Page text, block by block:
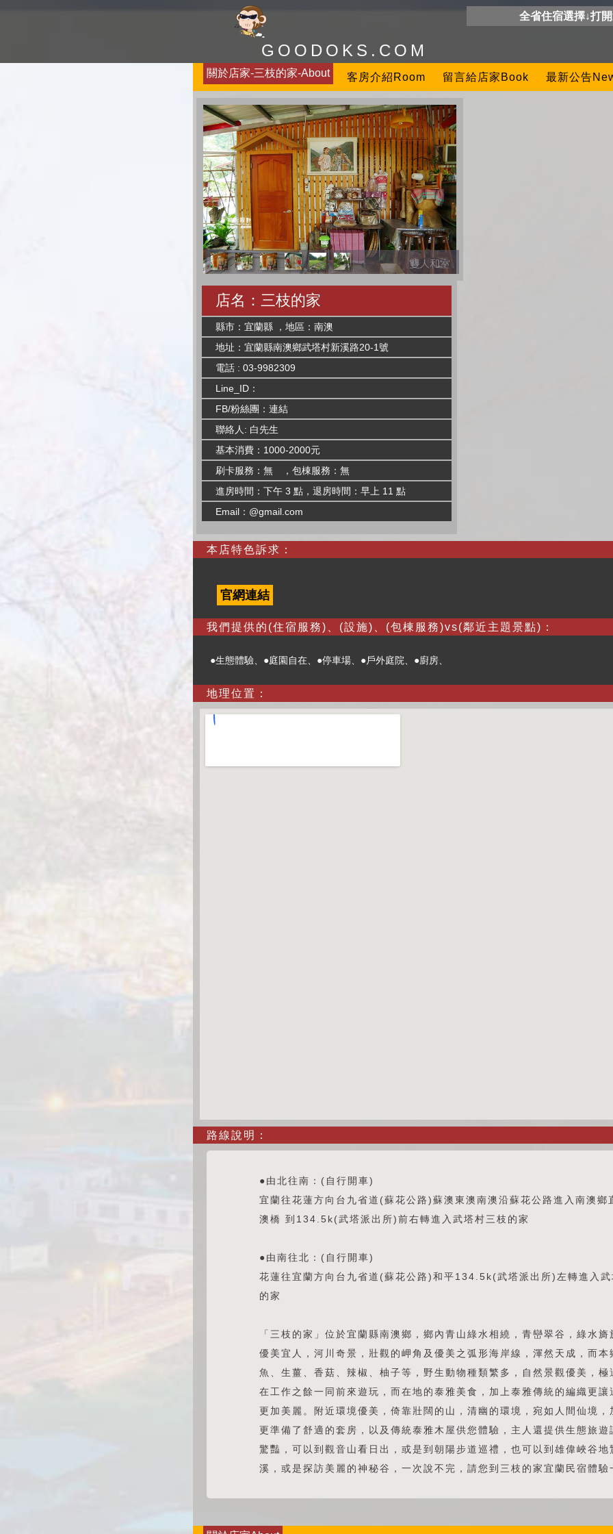
GOODOKS.COM
全省住宿選擇↓打
關於店家-三枝的家-About 客房介紹Room 留言給店家Book 最新公告
店名：三枝的家
縣市：宜蘭縣 ，地區：南澳
地址：宜蘭縣南澳鄉武塔村新溪路20-1號
電話 : 03-9982309
Line_ID：
FB/粉絲團：連結
聯絡人: 白先生
基本消費：1000-2000元
刷卡服務：無 ，包棟服務：無
進房時間：下午 3 點，退房時間：早上 11 點
Email：@gmail.com
本店特色訴求：
官網連結
我們提供的(住宿服務)、(設施)、(包棟服務)vs(鄰近主題景點)：
●生態體驗、●庭園自在、●停車場、●戶外庭院、●廚房、
地理位置：
路線說明：
●由北往南：(自行開車)
宜蘭往花蓮方向台九省道(蘇花公路)蘇澳東澳南澳沿蘇花公路進入南澳鄉
澳橋 到134.5k(武塔派出所)前右轉進入武塔村三枝的家
●由南往北：(自行開車)
花蓮往宜蘭方向台九省道(蘇花公路)和平134.5k(武塔派出所)左轉進入
的家
「三枝的家」位於宜蘭縣南澳鄉，鄉內青山綠水相繞，青巒翠谷，綠水旖
優美宜人，河川奇景，壯觀的岬角及優美之弧形海岸線，渾然天成，而本
魚、生薑、香菇、辣椒、柚子等，野生動物種類繁多，自然景觀優美，極
在工作之餘一同前來遊玩，而在地的泰雅美食，加上泰雅傳統的編織更讓
更加美麗。附近環境優美，倚靠壯闊的山，清幽的環境，宛如人間仙境，
更準備了舒適的套房，以及傳統泰雅木屋供您體驗，主人還提供生態旅遊
驚豔，可以到觀音山看日出，或是到朝陽步道巡禮，也可以到雄偉峽谷地
溪，或是探訪美麗的神秘谷，一次說不完，請您到三枝的家宜蘭民宿體驗